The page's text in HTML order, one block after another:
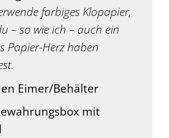
farbiges Klopapier,
– so wie ich – auch ein
Papier-Herz haben
Eimer/Behälter
mit